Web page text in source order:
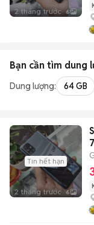
2 tháng trước 6
Bạn cần tìm dung
Dung lượng: 64 GB
Tin hết hạn
2 tháng trước 6